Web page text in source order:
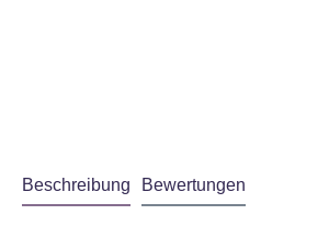
Beschreibung Bewertungen